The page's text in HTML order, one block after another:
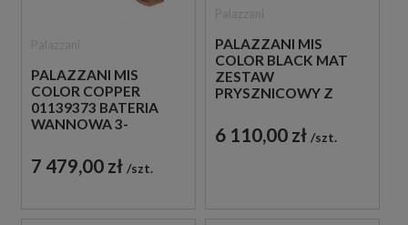
PALAZZANI MIS
COLOR COPPER
01139373 BATERIA
WANNOWA 3-
MIEDZIANA
7 479,00 zł szt.
PALAZZANI MIS
COLOR BLACK MAT
ZESTAW
PRYSZNICOWY Z
CZARNY
6 110,00 zł szt.